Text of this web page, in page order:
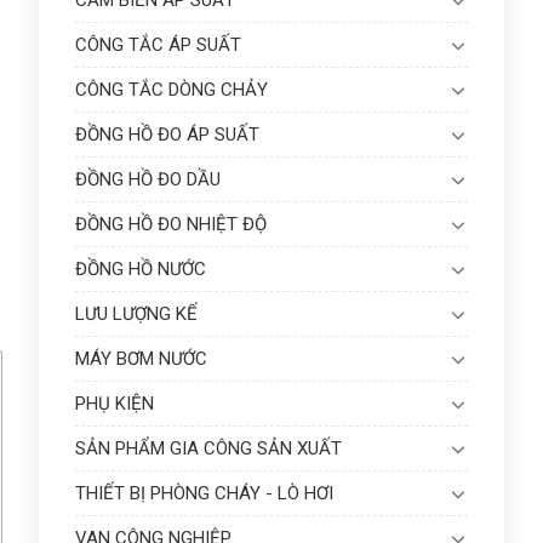
CÔNG TẮC ÁP SUẤT
CÔNG TẮC DÒNG CHẢY
ĐỒNG HỒ ĐO ÁP SUẤT
ĐỒNG HỒ ĐO DẦU
ĐỒNG HỒ ĐO NHIỆT ĐỘ
ĐỒNG HỒ NƯỚC
LƯU LƯỢNG KẾ
MÁY BƠM NƯỚC
PHỤ KIỆN
SẢN PHẨM GIA CÔNG SẢN XUẤT
THIẾT BỊ PHÒNG CHÁY - LÒ HƠI
VAN CÔNG NGHIỆP